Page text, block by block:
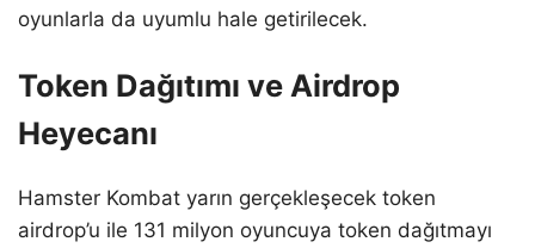
oyunlarla da uyumlu hale getirilecek.
Token Dağıtımı ve Airdrop
Heyecanı
Hamster Kombat yarın gerçekleşecek token
airdrop’u ile 131 milyon oyuncuya token dağıtmayı